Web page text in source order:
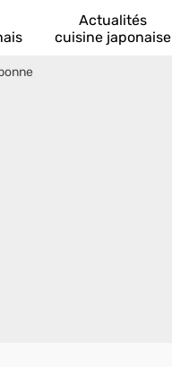
Actualités
cuisine japonaise